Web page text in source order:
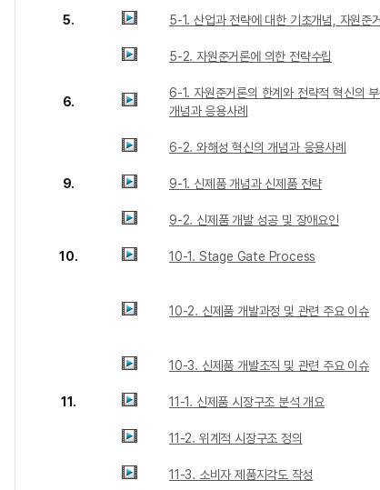
5. 5-1. 산업과 전략에 대한 기초개념, 자원준
5-2. 자원준거론에 의한 전략수립
6.
6-1. 자원준거론의 한계와 전략적 혁신의
개념과 응용사례
6-2. 와해성 혁신의 개념과 응용사례
9. 9-1. 신제품 개념과 신제품 전략
9-2. 신제품 개발 성공 및 장애요인
10. 10-1. Stage Gate Process
10-2. 신제품 개발과정 및 관련 주요 이슈
10-3. 신제품 개발조직 및 관련 주요 이슈
11. 11-1. 신제품 시장구조 분석 개요
11-2. 위계적 시장구조 정의
11-3. 소비자 제품지각도 작성